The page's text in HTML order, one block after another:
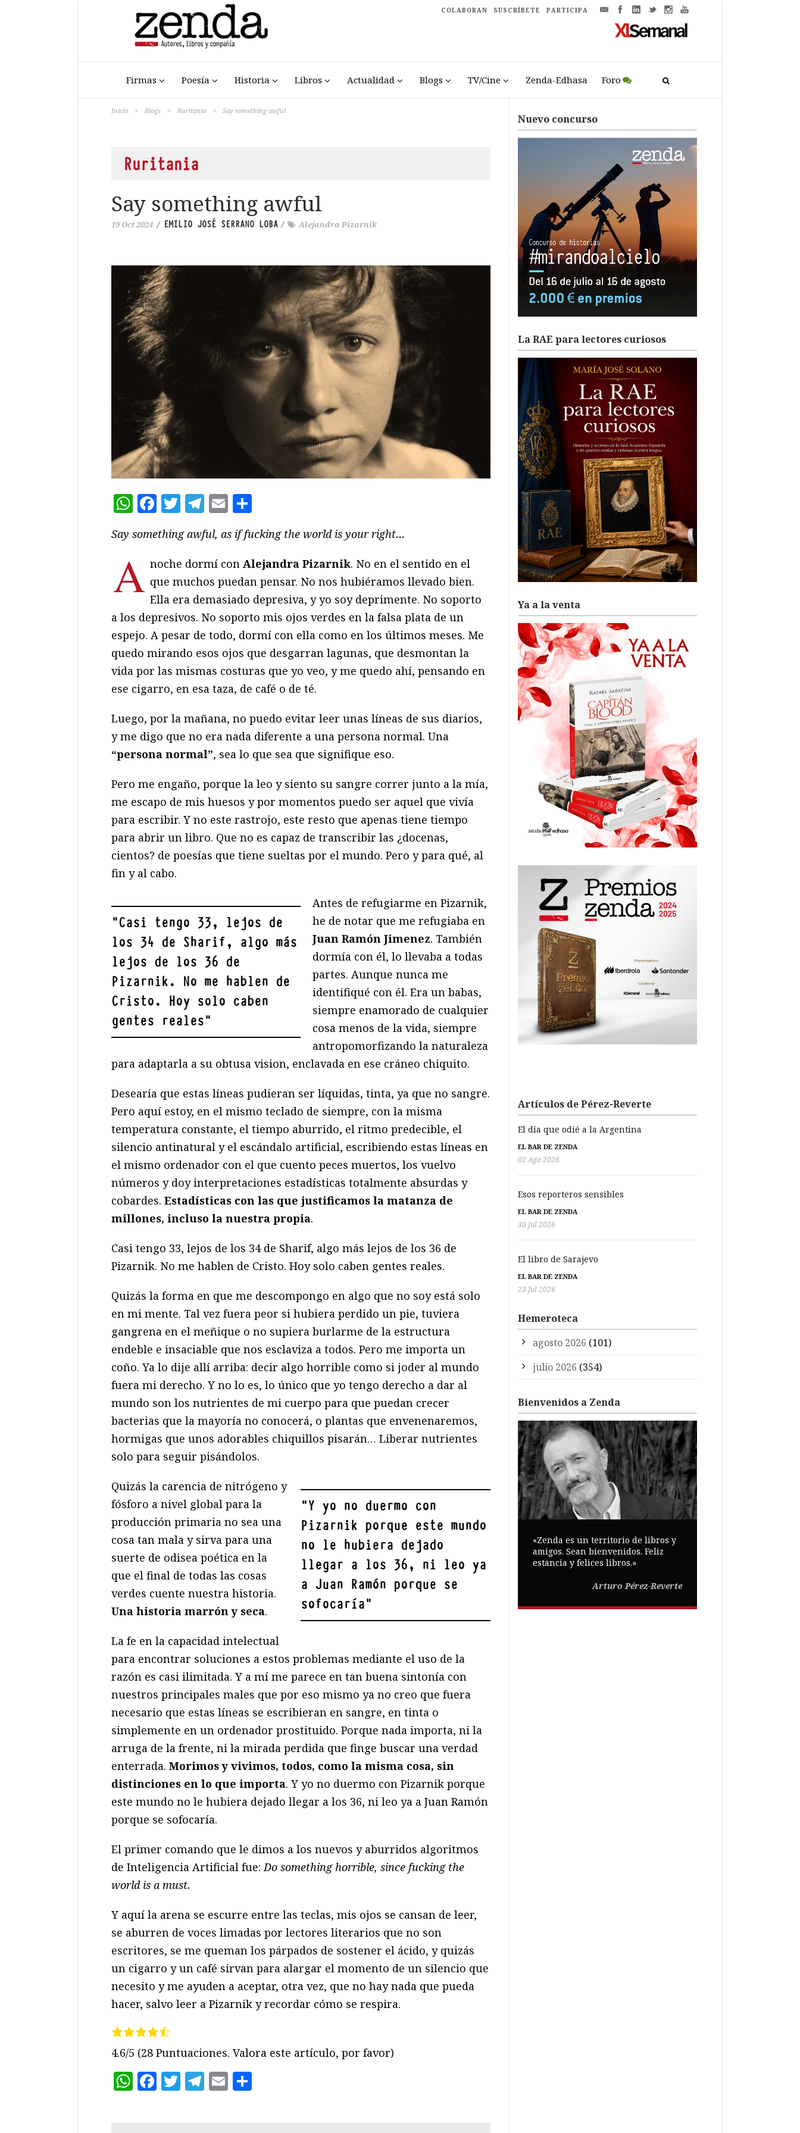
COLABORAN SUSCRÍBETE PARTICIPA
Firmas Poesía Historia Libros Actualidad Blogs TV/Cine Zenda-Edhasa Foro
Inicio > Blogs > Ruritania > Say something awful
Ruritania
Say something awful
19 Oct 2024 / EMILIO JOSÉ SERRANO LOBA / Alejandra Pizarnik
WhatsApp
Facebook
Twitter
Telegram
Email
Say something awful, as if fucking the world is your right…
A noche dormí con Alejandra Pizarnik. No en el sentido en el
que muchos puedan pensar. No nos hubiéramos llevado bien.
Ella era demasiado depresiva, y yo soy deprimente. No soporto
a los depresivos. No soporto mis ojos verdes en la falsa plata de un
espejo. A pesar de todo, dormí con ella como en los últimos meses. Me
quedo mirando esos ojos que desgarran lagunas, que desmontan la
vida por las mismas costuras que yo veo, y me quedo ahí, pensando en
ese cigarro, en esa taza, de café o de té.
Luego, por la mañana, no puedo evitar leer unas líneas de sus diarios,
y me digo que no era nada diferente a una persona normal. Una
“persona normal”, sea lo que sea que signifique eso.
Pero me engaño, porque la leo y siento su sangre correr junto a la mía,
me escapo de mis huesos y por momentos puedo ser aquel que vivía
para escribir. Y no este rastrojo, este resto que apenas tiene tiempo
para abrir un libro. Que no es capaz de transcribir las ¿docenas,
cientos? de poesías que tiene sueltas por el mundo. Pero y para qué, al
fin y al cabo.
"Casi tengo 33, lejos de
los 34 de Sharif, algo más
lejos de los 36 de
Pizarnik. No me hablen de
Cristo. Hoy solo caben
gentes reales"
Antes de refugiarme en Pizarnik,
he de notar que me refugiaba en
Juan Ramón Jimenez. También
dormía con él, lo llevaba a todas
partes. Aunque nunca me
identifiqué con él. Era un babas,
siempre enamorado de cualquier
cosa menos de la vida, siempre
antropomorfizando la naturaleza
para adaptarla a su obtusa vision, enclavada en ese cráneo chiquito.
Desearía que estas líneas pudieran ser líquidas, tinta, ya que no sangre.
Pero aquí estoy, en el mismo teclado de siempre, con la misma
temperatura constante, el tiempo aburrido, el ritmo predecible, el
silencio antinatural y el escándalo artificial, escribiendo estas líneas en
el mismo ordenador con el que cuento peces muertos, los vuelvo
números y doy interpretaciones estadísticas totalmente absurdas y
cobardes. Estadísticas con las que justificamos la matanza de
millones, incluso la nuestra propia.
Casi tengo 33, lejos de los 34 de Sharif, algo más lejos de los 36 de
Pizarnik. No me hablen de Cristo. Hoy solo caben gentes reales.
Quizás la forma en que me descompongo en algo que no soy está solo
en mi mente. Tal vez fuera peor si hubiera perdido un pie, tuviera
gangrena en el meñique o no supiera burlarme de la estructura
endeble e insaciable que nos esclaviza a todos. Pero me importa un
coño. Ya lo dije allí arriba: decir algo horrible como si joder al mundo
fuera mi derecho. Y no lo es, lo único que yo tengo derecho a dar al
mundo son los nutrientes de mi cuerpo para que puedan crecer
bacterias que la mayoría no conocerá, o plantas que envenenaremos,
hormigas que unos adorables chiquillos pisarán… Liberar nutrientes
solo para seguir pisándolos.
"Y yo no duermo con
Pizarnik porque este mundo
no le hubiera dejado
llegar a los 36, ni leo ya
a Juan Ramón porque se
sofocaría"
Quizás la carencia de nitrógeno y
fósforo a nivel global para la
producción primaria no sea una
cosa tan mala y sirva para una
suerte de odisea poética en la
que el final de todas las cosas
verdes cuente nuestra historia.
Una historia marrón y seca.
La fe en la capacidad intelectual
para encontrar soluciones a estos problemas mediante el uso de la
razón es casi ilimitada. Y a mí me parece en tan buena sintonía con
nuestros principales males que por eso mismo ya no creo que fuera
necesario que estas líneas se escribieran en sangre, en tinta o
simplemente en un ordenador prostituido. Porque nada importa, ni la
arruga de la frente, ni la mirada perdida que finge buscar una verdad
enterrada. Morimos y vivimos, todos, como la misma cosa, sin
distinciones en lo que importa. Y yo no duermo con Pizarnik porque
este mundo no le hubiera dejado llegar a los 36, ni leo ya a Juan Ramón
porque se sofocaría.
El primer comando que le dimos a los nuevos y aburridos algoritmos
de Inteligencia Artificial fue:Do something horrible, since fucking the
world is a must.
Y aquí la arena se escurre entre las teclas, mis ojos se cansan de leer,
se aburren de voces limadas por lectores literarios que no son
escritores, se me queman los párpados de sostener el ácido, y quizás
un cigarro y un café sirvan para alargar el momento de un silencio que
necesito y me ayuden a aceptar, otra vez, que no hay nada que pueda
hacer, salvo leer a Pizarnik y recordar cómo se respira.
4.6/5 (28 Puntuaciones. Valora este artículo, por favor)
WhatsApp
Facebook
Twitter
Telegram
Email
Nuevo concurso
La RAE para lectores curiosos
Ya a la venta
Artículos de Pérez-Reverte
El día que odié a la Argentina
EL BAR DE ZENDA
02 Ago 2026
Esos reporteros sensibles
EL BAR DE ZENDA
30 Jul 2026
El libro de Sarajevo
EL BAR DE ZENDA
23 Jul 2026
Hemeroteca
agosto 2026 (101)
julio 2026 (354)
Bienvenidos a Zenda
«Zenda es un territorio de libros y
amigos. Sean bienvenidos. Feliz
estancia y felices libros.»
Arturo Pérez-Reverte